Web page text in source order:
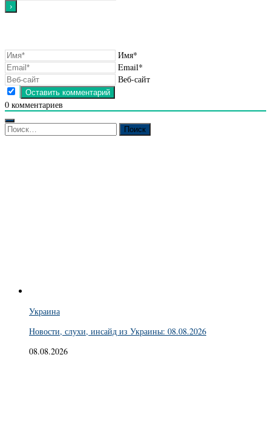
Имя*
Email*
Веб-сайт
0 комментариев
Найти:
Украина
Новости, слухи, инсайд из Украины: 08.08.2026
08.08.2026